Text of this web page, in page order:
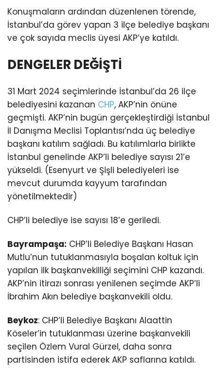
Konuşmaların ardından düzenlenen törende,
İstanbul’da görev yapan 3 ilçe belediye başkanı
ve çok sayıda meclis üyesi AKP’ye katıldı.
DENGELER DEĞİŞTİ
31 Mart 2024 seçimlerinde İstanbul’da 26 ilçe
belediyesini kazanan CHP, AKP’nin önüne
geçmişti. AKP’nin bugün gerçekleştirdiği İstanbul
İl Danışma Meclisi Toplantısı’nda üç belediye
başkanı katılım sağladı. Bu katılımlarla birlikte
İstanbul genelinde AKP’li belediye sayısı 21’e
yükseldi. (Esenyurt ve Şişli belediyeleri ise
mevcut durumda kayyum tarafından
yönetilmektedir)
CHP’li belediye ise sayısı 18’e geriledi.
Bayrampaşa: CHP’li Belediye Başkanı Hasan
Mutlu’nun tutuklanmasıyla boşalan koltuk için
yapılan ilk başkanvekilliği seçimini CHP kazandı.
AKP’nin itirazı sonrası yenilenen seçimde AKP’li
İbrahim Akın belediye başkanvekili oldu.
Beykoz: CHP’li Belediye Başkanı Alaattin
Köseler’in tutuklanması üzerine başkanvekili
seçilen Özlem Vural Gürzel, daha sonra
partisinden istifa ederek AKP saflarına katıldı.